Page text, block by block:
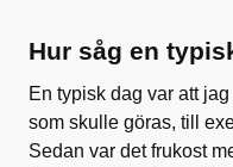
Hur såg en
En typisk dag var att
som skulle göras, till
Sedan var det frukost